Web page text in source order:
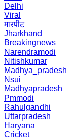
Delhi
Viral
मारपीट
Jharkhand
Breakingnews
Narendramodi
Nitishkumar
Madhya_pradesh
Nsui
Madhyapradesh
Pmmodi
Rahulgandhi
Uttarpradesh
Haryana
Cricket